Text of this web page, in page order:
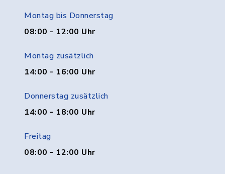
Montag bis Donnerstag
08:00 - 12:00 Uhr
Montag zusätzlich
14:00 - 16:00 Uhr
Donnerstag zusätzlich
14:00 - 18:00 Uhr
Freitag
08:00 - 12:00 Uhr